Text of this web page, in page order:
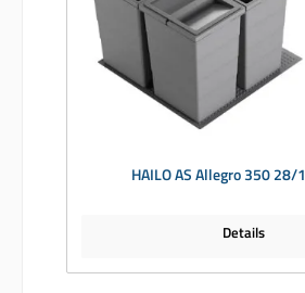
HAILO AS Allegro 350
Details